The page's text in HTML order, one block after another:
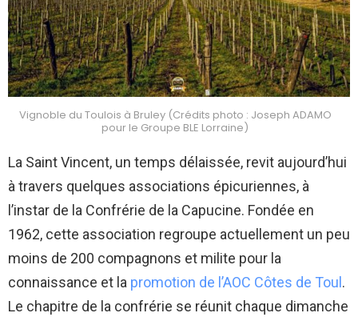
Vignoble du Toulois à Bruley (Crédits photo : Joseph ADAMO
pour le Groupe BLE Lorraine)
La Saint Vincent, un temps délaissée, revit aujourd’hui
à travers quelques associations épicuriennes, à
l’instar de la Confrérie de la Capucine. Fondée en
1962, cette association regroupe actuellement un peu
moins de 200 compagnons et milite pour la
connaissance et la promotion de l’AOC Côtes de Toul .
Le chapitre de la confrérie se réunit chaque dimanche